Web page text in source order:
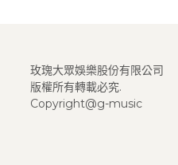
玫瑰大眾娛樂股份有限公司
版權所有轉載必究.
Copyright@g-music